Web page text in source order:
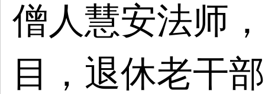
僧人慧安法师
目，退休老干